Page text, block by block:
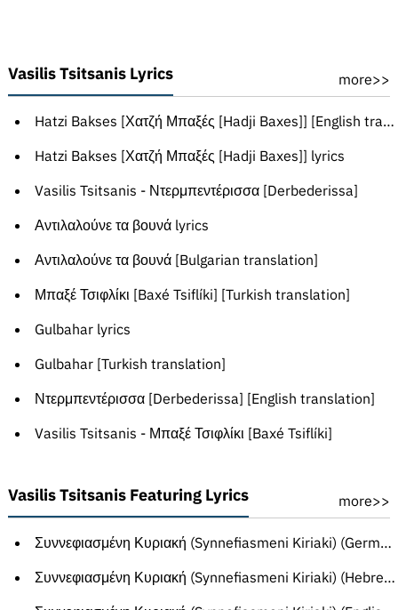
Vasilis Tsitsanis Lyrics more>>
Hatzi Bakses [Χατζή Μπαξές [Hadji Baxes]] [English translation]
Hatzi Bakses [Χατζή Μπαξές [Hadji Baxes]] lyrics
Vasilis Tsitsanis - Ντερμπεντέρισσα [Derbederissa]
Αντιλαλούνε τα βουνά lyrics
Αντιλαλούνε τα βουνά [Bulgarian translation]
Μπαξέ Τσιφλίκι [Baxé Tsiflíki] [Turkish translation]
Gulbahar lyrics
Gulbahar [Turkish translation]
Ντερμπεντέρισσα [Derbederissa] [English translation]
Vasilis Tsitsanis - Μπαξέ Τσιφλίκι [Baxé Tsiflíki]
Vasilis Tsitsanis Featuring Lyrics more>>
Συννεφιασμένη Κυριακή (Synnefiasmeni Kiriaki) (German translation)
Συννεφιασμένη Κυριακή (Synnefiasmeni Kiriaki) (Hebrew translation)